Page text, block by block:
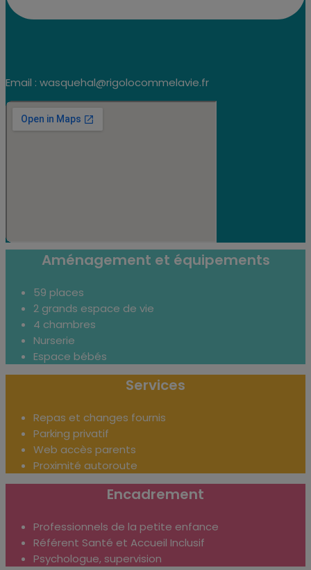
Email : wasquehal@rigolocommelavie.fr
Aménagement et équipements
59 places
2 grands espace de vie
4 chambres
Nurserie
Espace bébés
Services
Repas et changes fournis
Parking privatif
Web accès parents
Proximité autoroute
Encadrement
Professionnels de la petite enfance
Référent Santé et Accueil Inclusif
Psychologue, supervision